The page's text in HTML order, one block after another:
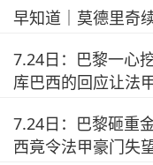
早知道｜莫德里奇
7.24日：巴黎一心
库巴西的回应让法
7.24日：巴黎砸重
西竟令法甲豪门失